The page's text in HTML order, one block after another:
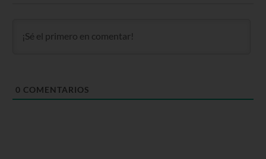
0 COMENTARIOS